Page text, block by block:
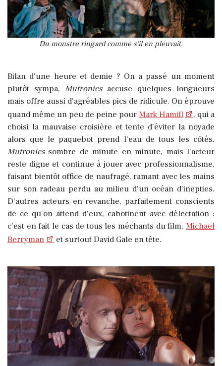
Du monstre ringard comme s'il en pleuvait.
Bilan d'une heure et demie ? On a passé un moment
plutôt sympa, Mutronicsaccuse quelques longueurs
mais offre aussi d'agréables pics de ridicule. On éprouve
quand même un peu de peine pour Mark Hamill
, qui a
choisi la mauvaise croisière et tente d'éviter la noyade
alors que le paquebot prend l'eau de tous les côtés.
Mutronicssombre de minute en minute, mais l'acteur
reste digne et continue à jouer avec professionnalisme,
faisant bientôt office de naufragé, ramant avec les mains
sur son radeau perdu au milieu d'un océan d'inepties.
D'autres acteurs en revanche, parfaitement conscients
de ce qu'on attend d'eux, cabotinent avec délectation :
c'est en fait le cas de tous les méchants du film, Michael
Berryman
et surtout David Gale en tête.